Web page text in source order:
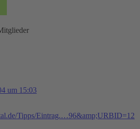
um 15:03
Tipps/Eintrag.…96&amp;URBID=12